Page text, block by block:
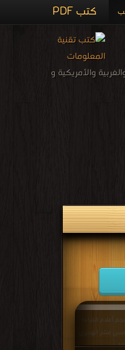
كتب PDF
والأمريكية و
أعلام القراءة
عشر الهجري